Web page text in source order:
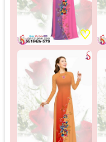
♡